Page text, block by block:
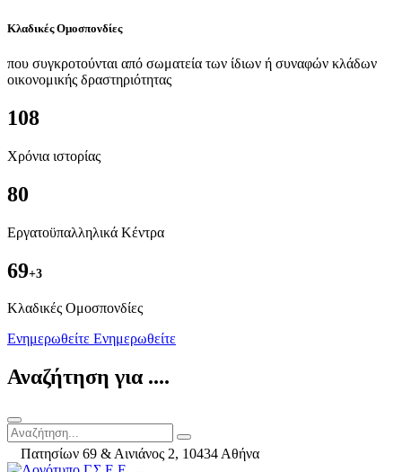
Κλαδικές Ομοσπονδίες
που συγκροτούνται από σωματεία των ίδιων ή συναφών κλάδων
οικονομικής δραστηριότητας
108
Χρόνια ιστορίας
80
Εργατοϋπαλληλικά Κέντρα
69+3
Kλαδικές Ομοσπονδίες
Ενημερωθείτε Ενημερωθείτε
Αναζήτηση για ....
Πατησίων 69 & Αινιάνος 2, 10434 Αθήνα